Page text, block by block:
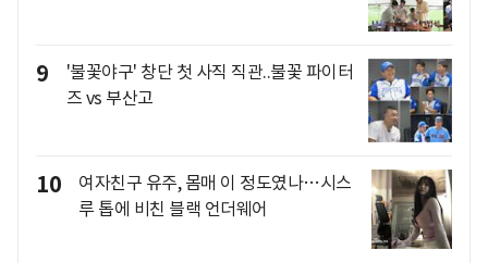
9
'불꽃야구' 창단 첫 사직 직관..불꽃 파이터
즈 vs 부산고
10
여자친구 유주, 몸매 이 정도였나…시스
루 톱에 비친 블랙 언더웨어